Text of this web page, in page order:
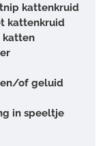
kattenkruid
kattenkruid
katten
of geluid
in speeltje